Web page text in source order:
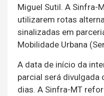
Miguel Sutil. A Sinfra-
utilizarem rotas
sinalizadas em
Mobilidade Urbana
A data de início da
parcial será
dias. A Sinfra-MT